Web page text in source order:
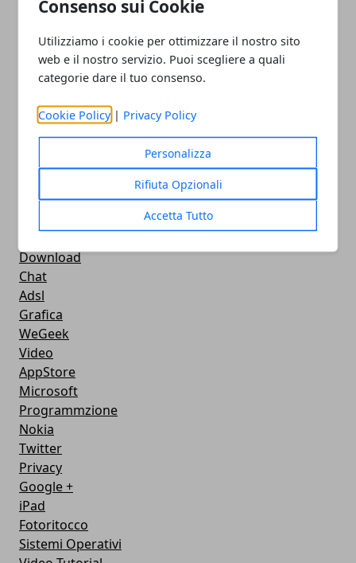
Consenso sui Cookie
Utilizziamo i cookie per ottimizzare il nostro sito
web e il nostro servizio. Puoi scegliere a quali
categorie dare il tuo consenso.
Cookie Policy | Privacy Policy
Personalizza
Rifiuta Opzionali
Accetta Tutto
Smartphone
Apple
Videogames
Streaming
Android
Musica
MacBook
Console
Download
Chat
Adsl
Grafica
WeGeek
Video
AppStore
Microsoft
Programmzione
Nokia
Twitter
Privacy
Google +
iPad
Fotoritocco
Sistemi Operativi